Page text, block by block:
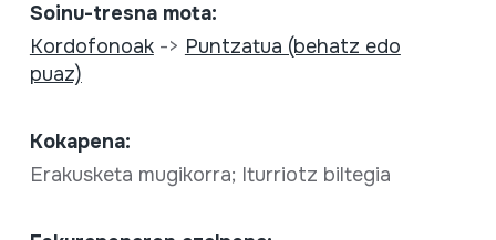
Soinu-tresna mota:
Kordofonoak-> Puntzatua (behatz edo
puaz)
Kokapena:
Erakusketa mugikorra; Iturriotz biltegia